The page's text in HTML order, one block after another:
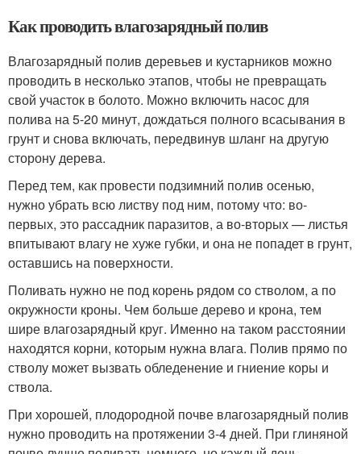
Как проводить влагозарядный полив
Влагозарядный полив деревьев и кустарников можно
проводить в несколько этапов, чтобы не превращать
свой участок в болото. Можно включить насос для
полива на 5-20 минут, дождаться полного всасывания в
грунт и снова включать, передвинув шланг на другую
сторону дерева.
Перед тем, как провести подзимний полив осенью,
нужно убрать всю листву под ним, потому что: во-
первых, это рассадник паразитов, а во-вторых — листья
впитывают влагу не хуже губки, и она не попадет в грунт,
оставшись на поверхности.
Поливать нужно не под корень рядом со стволом, а по
окружности кроны. Чем больше дерево и крона, тем
шире влагозарядный круг. Именно на таком расстоянии
находятся корни, которым нужна влага. Полив прямо по
стволу может вызвать обледенение и гниение коры и
ствола.
При хорошей, плодородной почве влагозарядный полив
нужно проводить на протяжении 3-4 дней. При глиняной